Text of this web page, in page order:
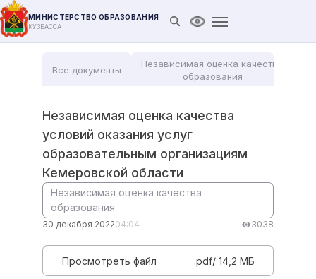
МИНИСТЕРСТВО ОБРАЗОВАНИЯ
КУЗБАССА Открыть поиск
Версия для
Все документы
Независимая оценка качества
образования
Независимая оценка качества
условий оказания услуг
образовательным организациям
Кемеровской области
Независимая оценка качества
образования
30 декабря 202204:04 3038
Просмотреть файл .pdf/ 14,2 MБ